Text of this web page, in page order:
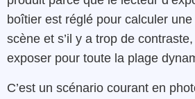
boîtier est réglé pour calculer
scène et s’il y a trop de
exposer pour toute la plage
C’est un scénario courant en